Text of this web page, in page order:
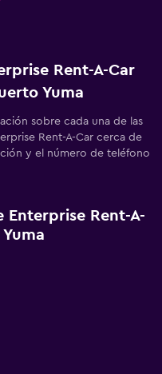
Rent-A-Car
Yuma
sobre cada una de las
Rent-A-Car cerca de
y el número de teléfono
Enterprise Rent-A-